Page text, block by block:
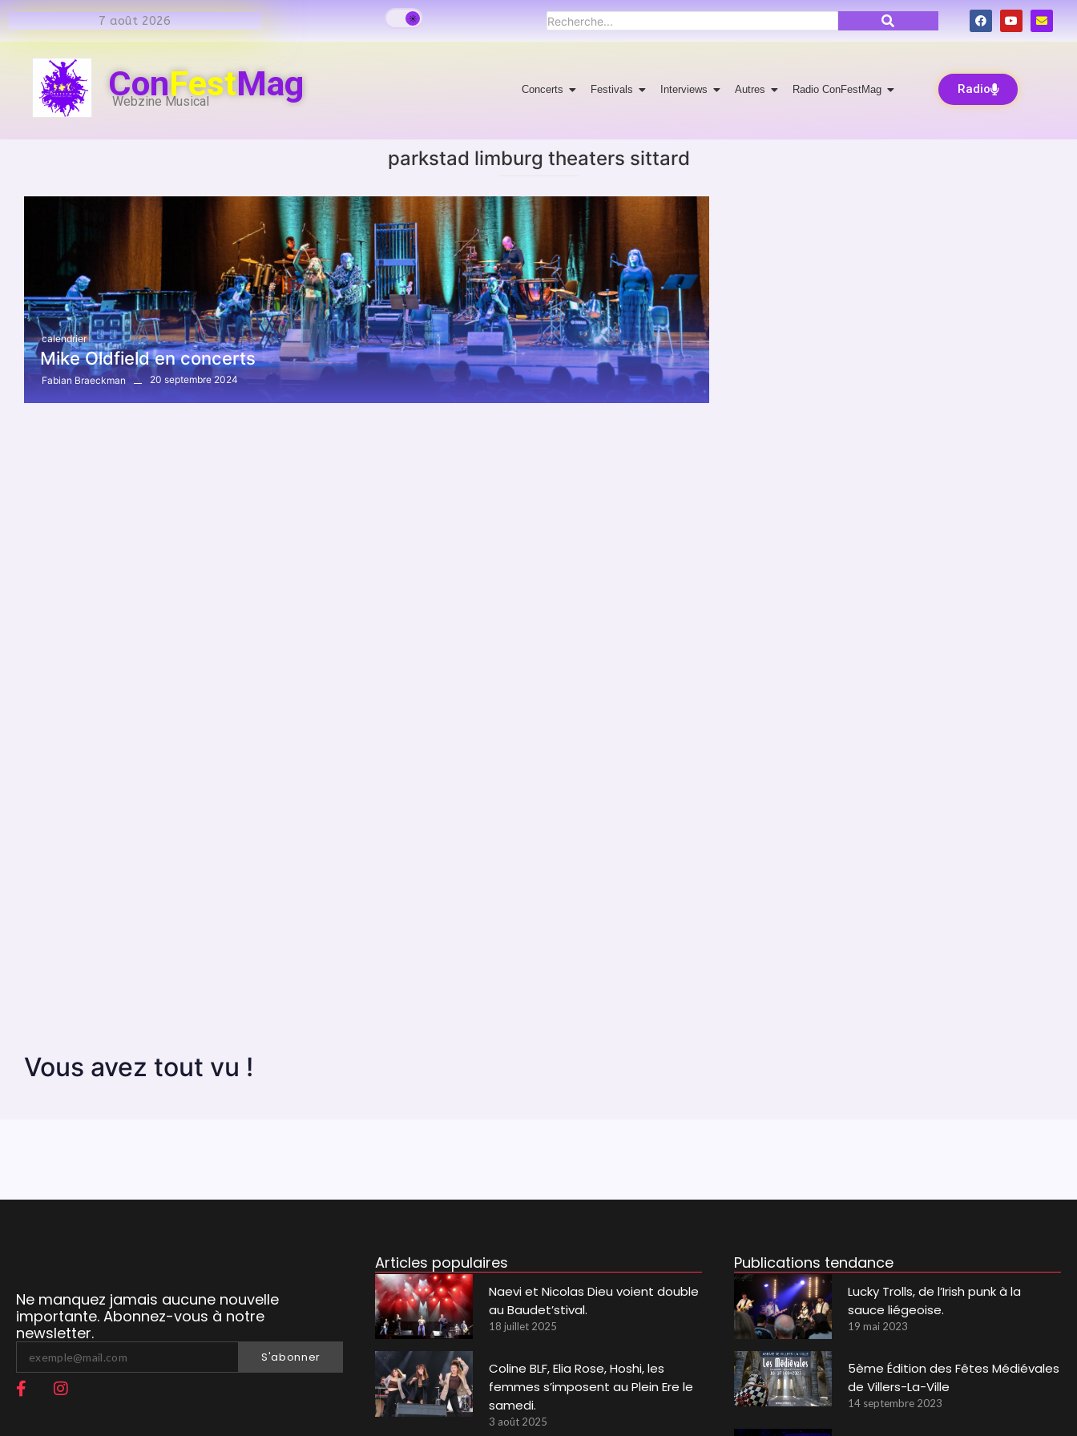
7 août 2026
ConFestMag
Webzine Musical
Concerts Festivals Interviews Autres Radio ConFestMag Radio
parkstad limburg theaters sittard
calendrier
Mike Oldfield en concerts
Fabian Braeckman 20 septembre 2024
Vous avez tout vu !
Ne manquez jamais aucune nouvelle
importante. Abonnez-vous à notre
newsletter.
S'abonner
Articles populaires
Naevi et Nicolas Dieu voient double
au Baudet’stival.
18 juillet 2025
Coline BLF, Elia Rose, Hoshi, les
femmes s’imposent au Plein Ere le
samedi.
3 août 2025
Publications tendance
Lucky Trolls, de l’Irish punk à la
sauce liégeoise.
19 mai 2023
5ème Édition des Fêtes Médiévales
de Villers-La-Ville
14 septembre 2023